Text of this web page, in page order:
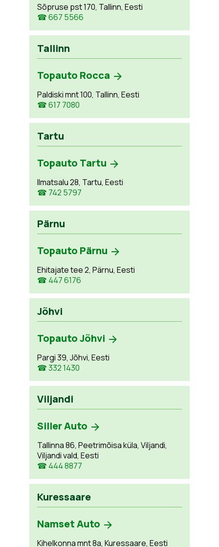
Sõpruse pst 170, Tallinn, Eesti
☎ 667 5566
Tallinn
Topauto Rocca
Paldiski mnt 100, Tallinn, Eesti
☎ 617 7080
Tartu
Topauto Tartu
Ilmatsalu 28, Tartu, Eesti
☎ 742 5797
Pärnu
Topauto Pärnu
Ehitajate tee 2, Pärnu, Eesti
☎ 447 6176
Jõhvi
Topauto Jõhvi
Pargi 39, Jõhvi, Eesti
☎ 332 1430
Viljandi
Siller Auto
Tallinna 86, Peetrimõisa küla, Viljandi,
Viljandi vald, Eesti
☎ 444 8877
Kuressaare
Namset Auto
Kihelkonna mnt 8a, Kuressaare, Eesti